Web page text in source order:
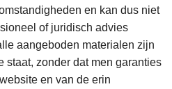
en kan dus niet
of juridisch advies
aangeboden materialen zijn
staat, zonder dat men garanties
en van de erin